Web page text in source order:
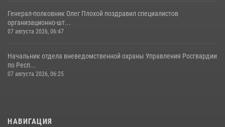
Генерал-полковник Олег Плохой поздравил специалистов
организационно-шт...
07 августа 2026, 06:47
Начальник отдела вневедомственной охраны Управления Росгвардии
по Респ...
07 августа 2026, 06:25
НАВИГАЦИЯ